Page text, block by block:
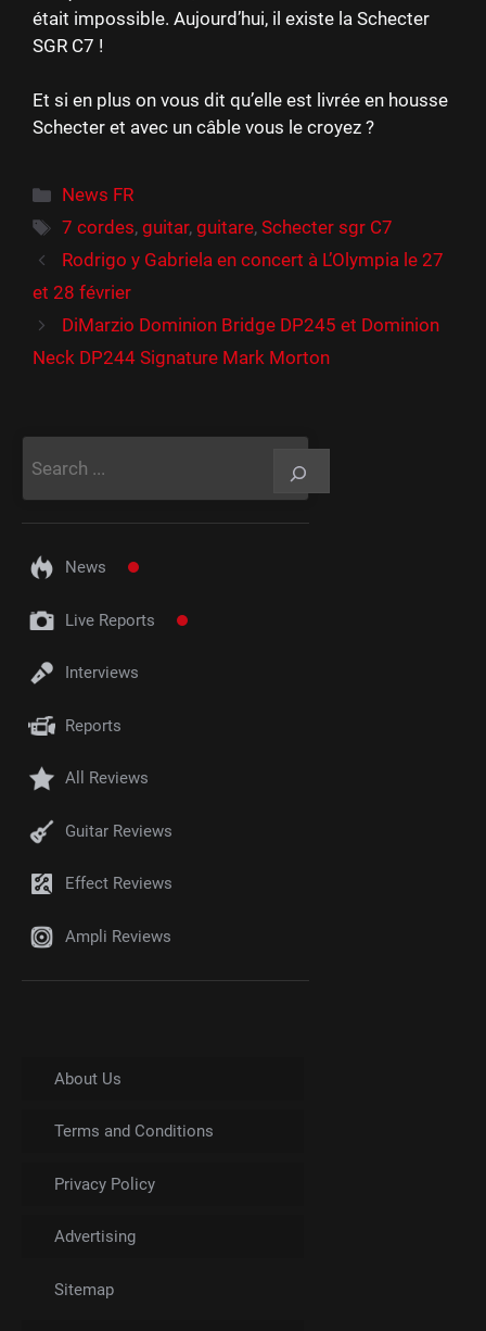
était impossible. Aujourd’hui, il existe la Schecter
SGR C7 !
Et si en plus on vous dit qu’elle est livrée en housse
Schecter et avec un câble vous le croyez ?
Catégories
News FR
Étiquettes
7 cordes,guitar,guitare,Schecter sgr C7
Rodrigo y Gabriela en concert à L’Olympia le 27
et 28 février
DiMarzio Dominion Bridge DP245 et Dominion
Neck DP244 Signature Mark Morton
News
Live Reports
Interviews
Reports
All Reviews
Guitar Reviews
Effect Reviews
Ampli Reviews
About Us
Terms and Conditions
Privacy Policy
Advertising
Sitemap